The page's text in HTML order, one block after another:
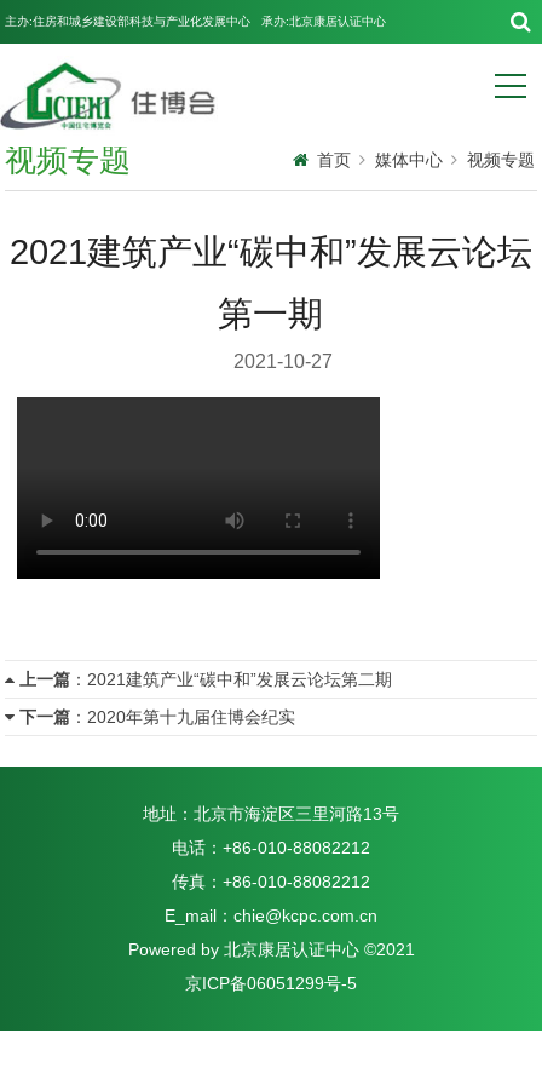
主办:住房和城乡建设部科技与产业化发展中心 承办:北京康居认证中心
视频专题 首页 媒体中心 视频专题
2021建筑产业“碳中和”发展云论坛
第一期
2021-10-27
上一篇 ： 2021建筑产业“碳中和”发展云论坛第二期
下一篇 ： 2020年第十九届住博会纪实
地址：北京市海淀区三里河路13号
电话：+86-010-88082212
传真：+86-010-88082212
E_mail：chie@kcpc.com.cn
Powered by 北京康居认证中心 ©2021
京ICP备06051299号-5